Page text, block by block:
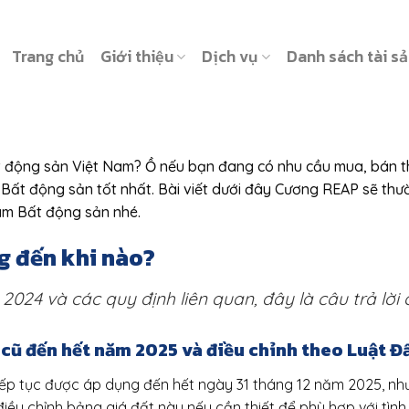
Trang chủ Giới thiệu Dịch vụ Danh sách tài
sản Việt Nam? Ồ nếu bạn đang có nhu cầu mua,
động sản tốt nhất. Bài viết dưới đây Cương REAP sẽ
Bất động sản nhé.
đến khi nào?
và các quy định liên quan, đây là câu trả lời
đến hết năm 2025 và điều chỉnh theo Luật
tục được áp dụng đến hết ngày 31 tháng 12 năm 2025,